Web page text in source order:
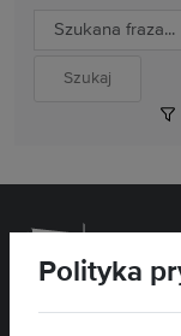
Polityka